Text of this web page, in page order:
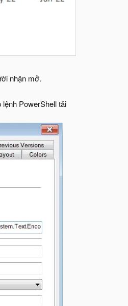
nhận mở.
PowerShell tải